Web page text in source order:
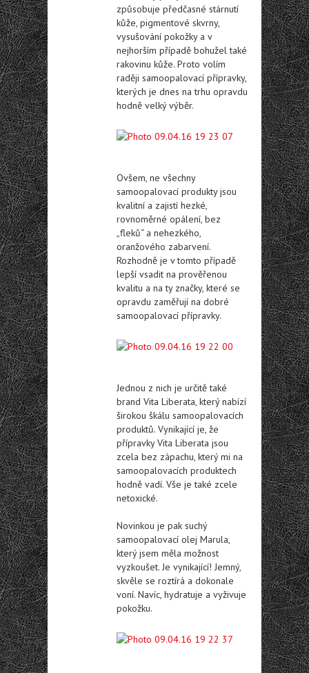
způsobuje předčasné stárnutí
kůže, pigmentové skvrny,
vysušování pokožky a v
nejhorším případě bohužel také
rakovinu kůže. Proto volím
raději samoopalovací přípravky,
kterých je dnes na trhu opravdu
hodně velký výběr.
Ovšem, ne všechny
samoopalovací produkty jsou
kvalitní a zajistí hezké,
rovnoměrné opálení, bez
„fleků“ a nehezkého,
oranžového zabarvení.
Rozhodně je v tomto případě
lepší vsadit na prověřenou
kvalitu a na ty značky, které se
opravdu zaměřují na dobré
samoopalovací přípravky.
Jednou z nich je určitě také
brand Vita Liberata, který nabízí
širokou škálu samoopalovacích
produktů. Vynikající je, že
přípravky Vita Liberata jsou
zcela bez zápachu, který mi na
samoopalovacích produktech
hodně vadí. Vše je také zcele
netoxické.
Novinkou je pak suchý
samoopalovací olej Marula,
který jsem měla možnost
vyzkoušet. Je vynikající! Jemný,
skvěle se roztírá a dokonale
voní. Navíc, hydratuje a vyživuje
pokožku.